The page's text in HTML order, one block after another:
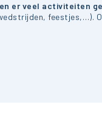
er veel activiteiten
feestjes,…).